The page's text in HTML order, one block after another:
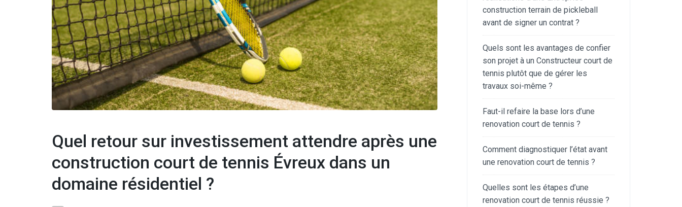
Quel retour sur investissement attendre après une
construction court de tennis Évreux dans un
domaine résidentiel ?
construction terrain de pickleball
avant de signer un contrat ?
Quels sont les avantages de confier
son projet à un Constructeur court de
tennis plutôt que de gérer les
travaux soi-même ?
Faut-il refaire la base lors d’une
renovation court de tennis ?
Comment diagnostiquer l’état avant
une renovation court de tennis ?
Quelles sont les étapes d’une
renovation court de tennis réussie ?